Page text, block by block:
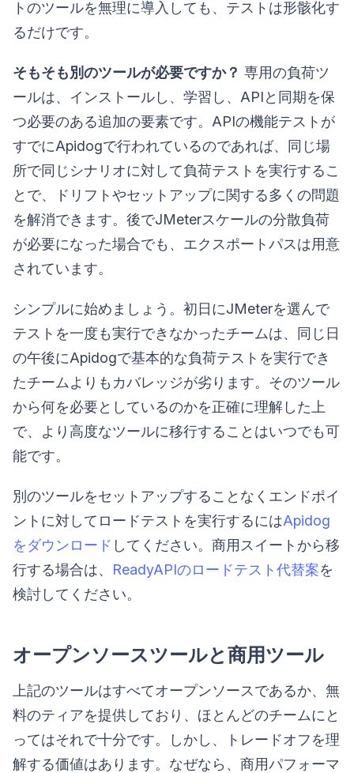
トのツールを無理に導入しても、テストは形骸化す
るだけです。
そもそも別のツールが必要ですか？ 専用の負荷ツ
ールは、インストールし、学習し、APIと同期を保
つ必要のある追加の要素です。APIの機能テストが
すでにApidogで行われているのであれば、同じ場
所で同じシナリオに対して負荷テストを実行するこ
とで、ドリフトやセットアップに関する多くの問題
を解消できます。後でJMeterスケールの分散負荷
が必要になった場合でも、エクスポートパスは用意
されています。
シンプルに始めましょう。初日にJMeterを選んで
テストを一度も実行できなかったチームは、同じ日
の午後にApidogで基本的な負荷テストを実行でき
たチームよりもカバレッジが劣ります。そのツール
から何を必要としているのかを正確に理解した上
で、より高度なツールに移行することはいつでも可
能です。
別のツールをセットアップすることなくエンドポイ
ントに対してロードテストを実行するにはApidog
をダウンロード してください。商用スイートから移
行する場合は、 ReadyAPIのロードテスト代替案を
検討してください。
オープンソースツールと商用ツール
上記のツールはすべてオープンソースであるか、無
料のティアを提供しており、ほとんどのチームにと
ってはそれで十分です。しかし、トレードオフを理
解する価値はあります。なぜなら、商用パフォーマ